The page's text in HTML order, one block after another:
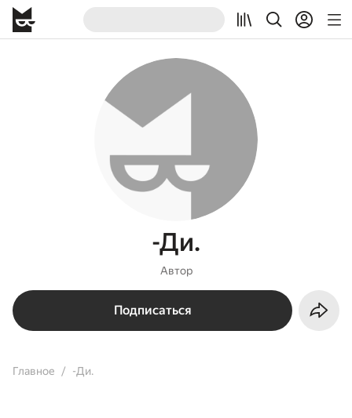
-Ди.
Автор
Подписаться
Главное -Ди.